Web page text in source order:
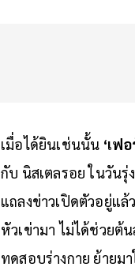
เมื่อได้ยินเช่นนั้น‘เฟอ
กับ นิสเตลรอย ในวันรุ่
แถลงข่าวเปิดตัวอยู่แล้
หัวเข่ามา ไม่ได้ช่วยต้